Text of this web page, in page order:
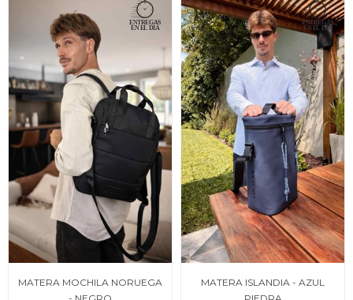
MATERA MOCHILA NORUEGA
MATERA ISLANDIA - AZUL